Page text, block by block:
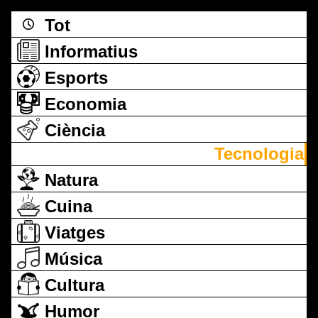
Tot
Informatius
Esports
Economia
Ciència
Tecnologia
Natura
Cuina
Viatges
Música
Cultura
Humor